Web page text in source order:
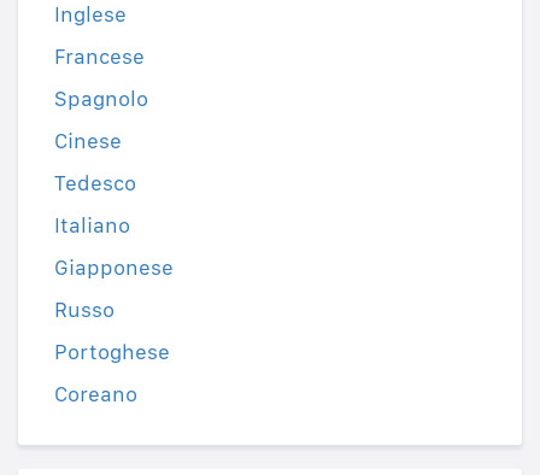
Inglese
Francese
Spagnolo
Cinese
Tedesco
Italiano
Giapponese
Russo
Portoghese
Coreano